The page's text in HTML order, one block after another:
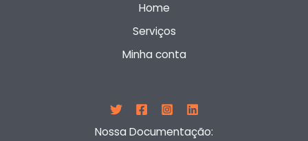
Home
Serviços
Minha conta
Nossa Documentação: